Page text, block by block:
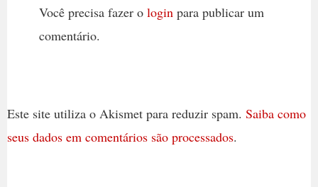
Você precisa fazer o loginpara publicar um
comentário.
Este site utiliza o Akismet para reduzir spam. Saiba como
seus dados em comentários são processados.